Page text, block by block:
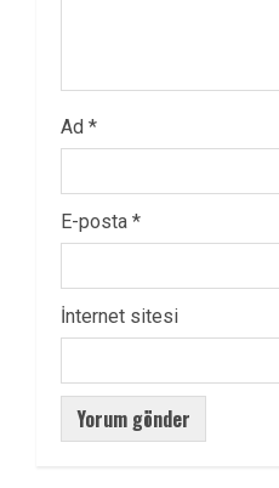
Ad *
E-posta *
İnternet sitesi